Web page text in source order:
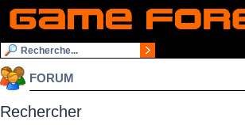
FORUM
Rechercher